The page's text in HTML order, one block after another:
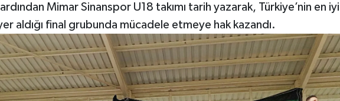
Mimar Sinanspor U18 takımı tarih yazarak, Türkiye’nin en iyi
yer aldığı final grubunda mücadele etmeye hak kazandı.